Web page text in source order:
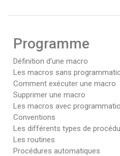
Programme
Définition d’une macro
Les macros sans
Comment exécuter une macro
Supprimer une macro
Les macros avec
Conventions
Les différents types de
Les routines
Procédures automatiques